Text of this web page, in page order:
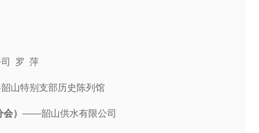
司 罗 萍
山特别支部历史陈列馆
会）——韶山供水有限公司